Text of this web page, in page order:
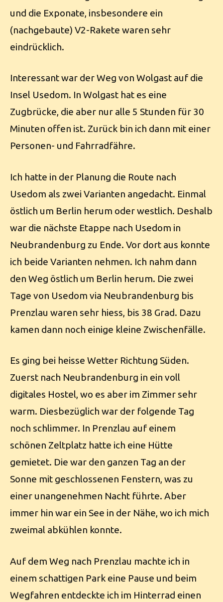
und die Exponate, insbesondere ein
(nachgebaute) V2-Rakete waren sehr
eindrücklich.
Interessant war der Weg von Wolgast auf die
Insel Usedom. In Wolgast hat es eine
Zugbrücke, die aber nur alle 5 Stunden für 30
Minuten offen ist. Zurück bin ich dann mit einer
Personen- und Fahrradfähre.
Ich hatte in der Planung die Route nach
Usedom als zwei Varianten angedacht. Einmal
östlich um Berlin herum oder westlich. Deshalb
war die nächste Etappe nach Usedom in
Neubrandenburg zu Ende. Vor dort aus konnte
ich beide Varianten nehmen. Ich nahm dann
den Weg östlich um Berlin herum. Die zwei
Tage von Usedom via Neubrandenburg bis
Prenzlau waren sehr hiess, bis 38 Grad. Dazu
kamen dann noch einige kleine Zwischenfälle.
Es ging bei heisse Wetter Richtung Süden.
Zuerst nach Neubrandenburg in ein voll
digitales Hostel, wo es aber im Zimmer sehr
warm. Diesbezüglich war der folgende Tag
noch schlimmer. In Prenzlau auf einem
schönen Zeltplatz hatte ich eine Hütte
gemietet. Die war den ganzen Tag an der
Sonne mit geschlossenen Fenstern, was zu
einer unangenehmen Nacht führte. Aber
immer hin war ein See in der Nähe, wo ich mich
zweimal abkühlen konnte.
Auf dem Weg nach Prenzlau machte ich in
einem schattigen Park eine Pause und beim
Wegfahren entdeckte ich im Hinterrad einen